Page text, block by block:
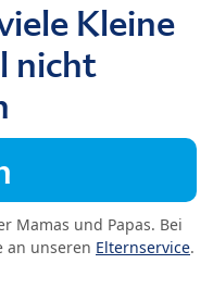
Kleine
nicht
Mamas und Papas. Bei
an unseren Elternservice.